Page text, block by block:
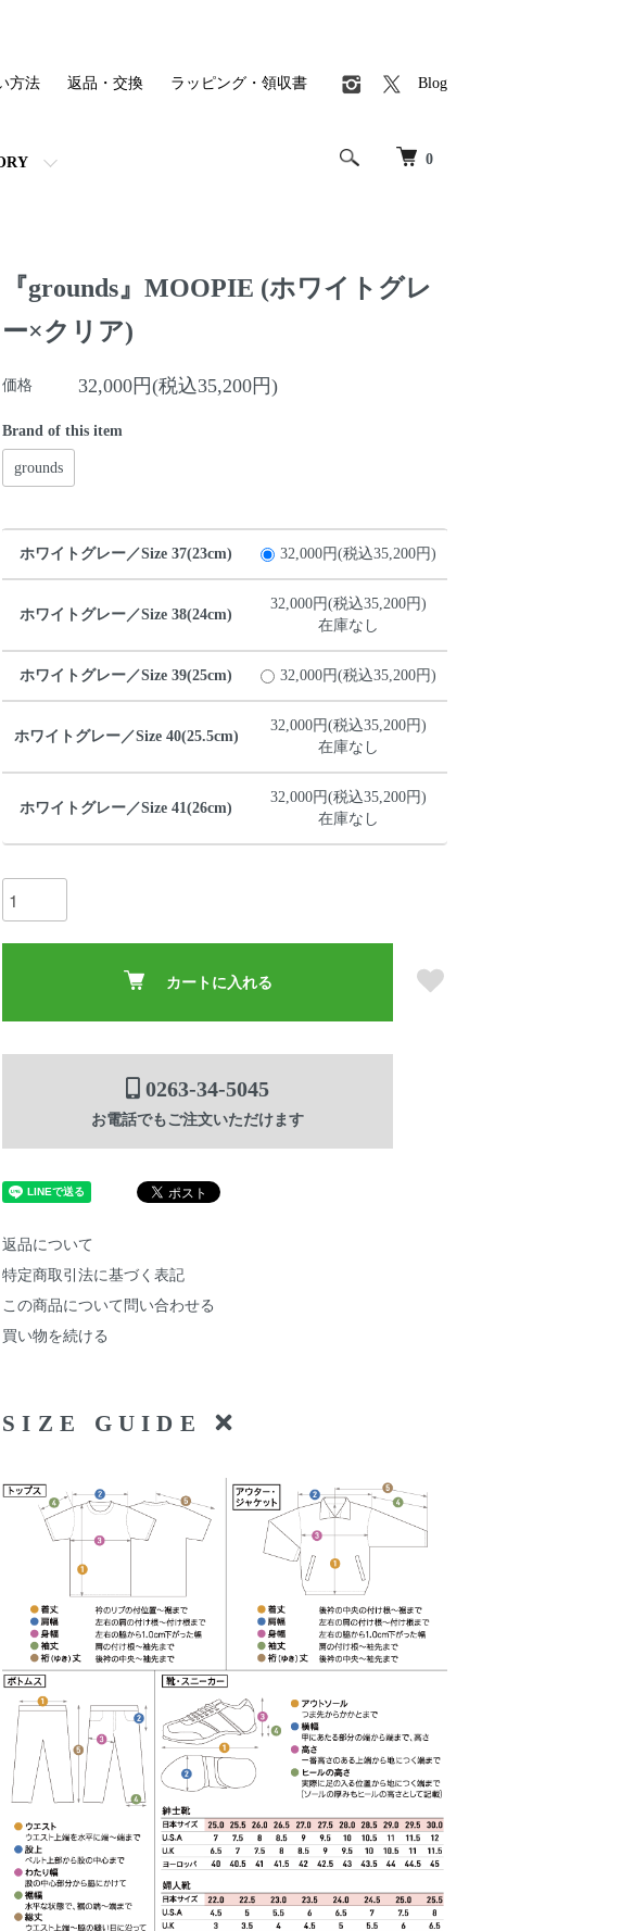
0
方法 返品・交換 ラッピング・領収書 Blog
『grounds』MOOPIE (ホワイトグレ
ー×クリア)
価格 32,000円(税込35,200円)
Brand of this item
grounds
ホワイトグレー／Size 37(23cm) 32,000円(税込35,200円)
ホワイトグレー／Size 38(24cm)
32,000円(税込35,200円)
在庫なし
ホワイトグレー／Size 39(25cm) 32,000円(税込35,200円)
ホワイトグレー／Size 40(25.5cm)
32,000円(税込35,200円)
在庫なし
ホワイトグレー／Size 41(26cm)
32,000円(税込35,200円)
在庫なし
カートに入れる
0263-34-5045
お電話でもご注文いただけます
返品について
特定商取引法に基づく表記
この商品について問い合わせる
買い物を続ける
SIZE GUIDE